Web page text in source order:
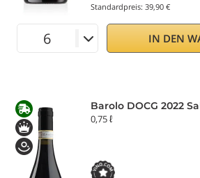
Standardpreis: 39,90 €
IN DEN
Barolo DOCG 2022
0,75 ℓ